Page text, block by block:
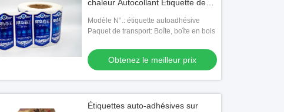
chaleur Autocollant Étiquette de
à l'eau
Modèle N°.: étiquette autoadhésive
Paquet de transport: Boîte, boîte en bois
Obtenez le meilleur prix
Étiquettes auto-adhésives sur